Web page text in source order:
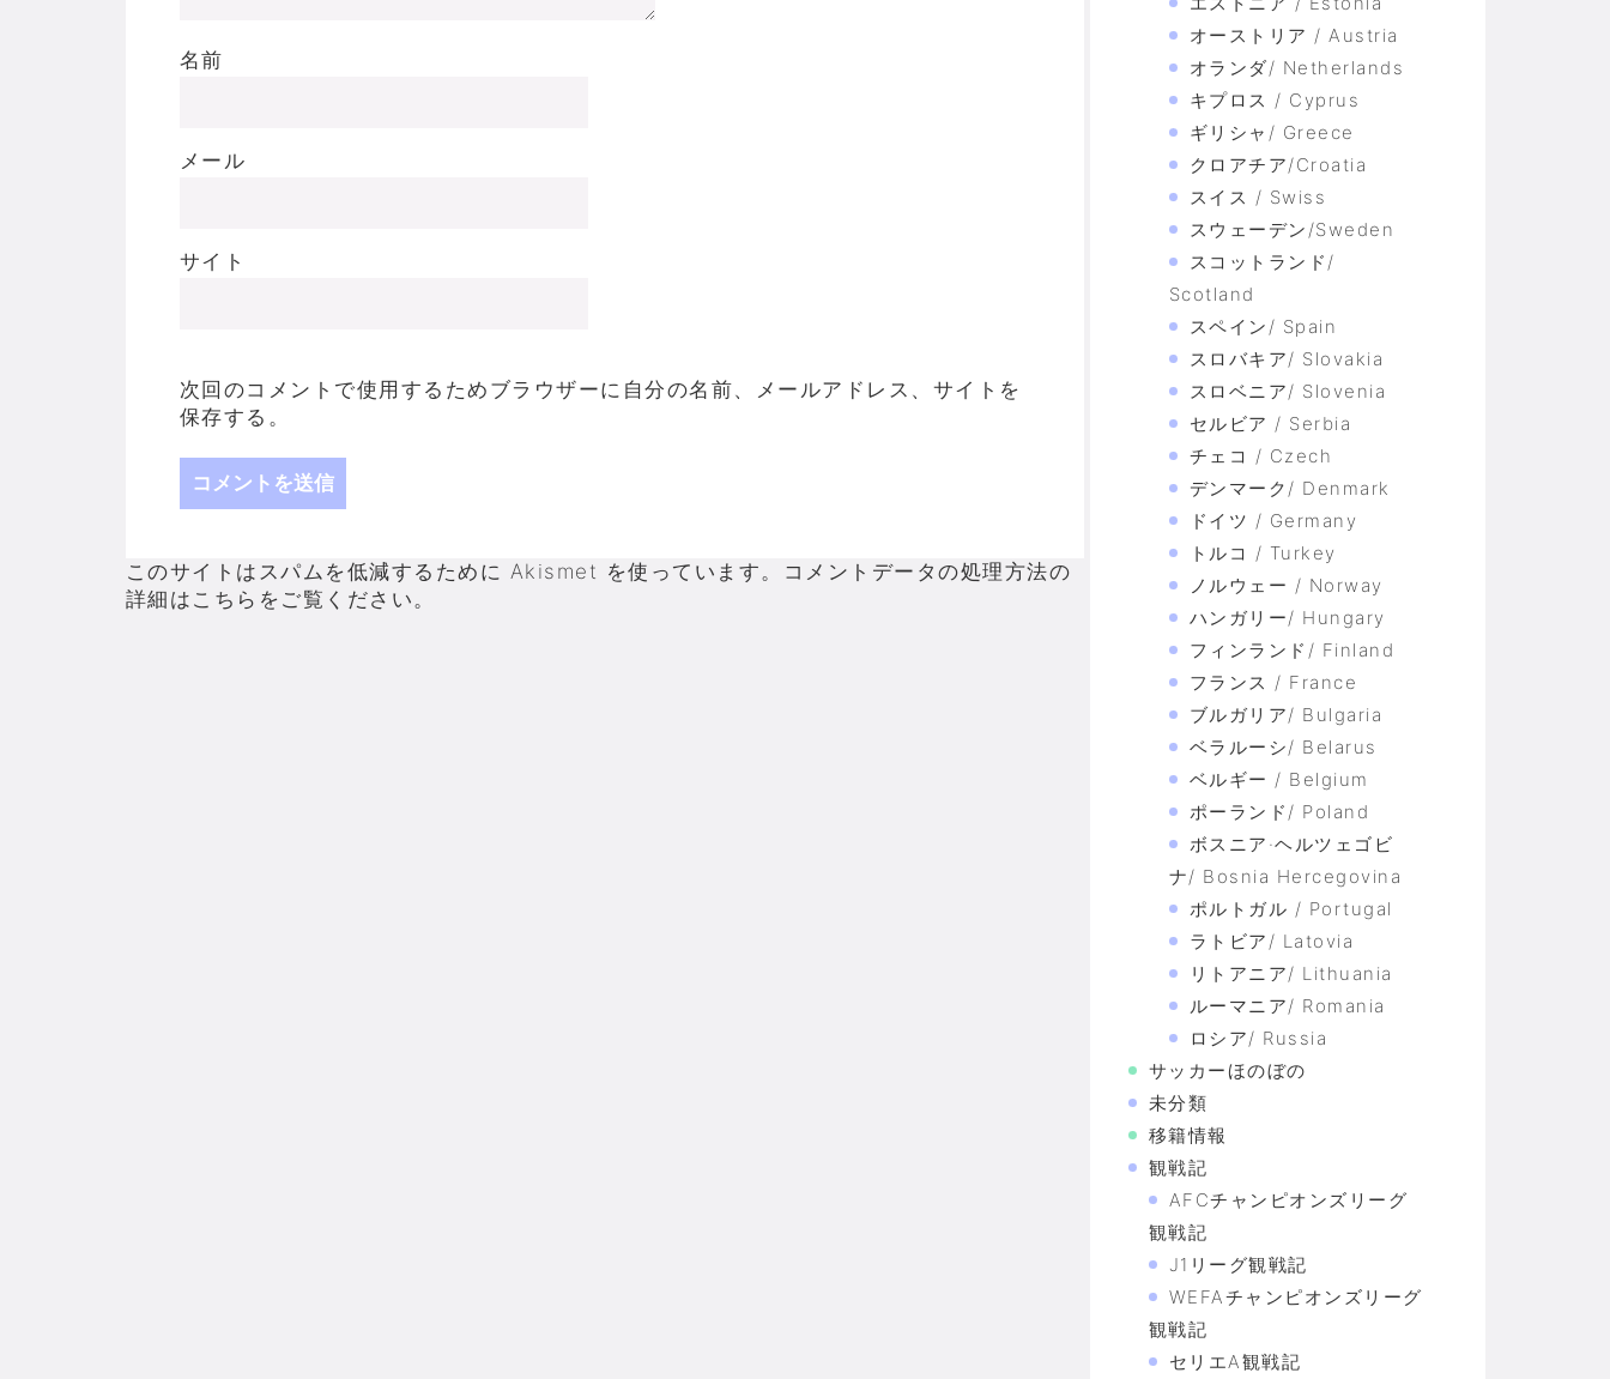
名前
メール
サイト
次回のコメントで使用するためブラウザーに自分の名前、メールアドレス、サイトを
保存する。
このサイトはスパムを低減するために Akismet を使っています。
コメントデータの処理方法の
詳細はこちらをご覧ください。
オーストリア / Austria
オランダ/ Netherlands
キプロス / Cyprus
ギリシャ/ Greece
クロアチア/Croatia
スイス / Swiss
スウェーデン/Sweden
スコットランド/
Scotland
スペイン/ Spain
スロバキア/ Slovakia
スロベニア/ Slovenia
セルビア / Serbia
チェコ / Czech
デンマーク/ Denmark
ドイツ / Germany
トルコ / Turkey
ノルウェー / Norway
ハンガリー/ Hungary
フィンランド/ Finland
フランス / France
ブルガリア/ Bulgaria
ベラルーシ/ Belarus
ベルギー / Belgium
ポーランド/ Poland
ボスニア·ヘルツェゴビ
ナ/ Bosnia Hercegovina
ポルトガル / Portugal
ラトビア/ Latovia
リトアニア/ Lithuania
ルーマニア/ Romania
ロシア/ Russia
サッカーほのぼの
未分類
移籍情報
観戦記
AFCチャンピオンズリーグ
観戦記
J1リーグ観戦記
WEFAチャンピオンズリーグ
観戦記
セリエA観戦記